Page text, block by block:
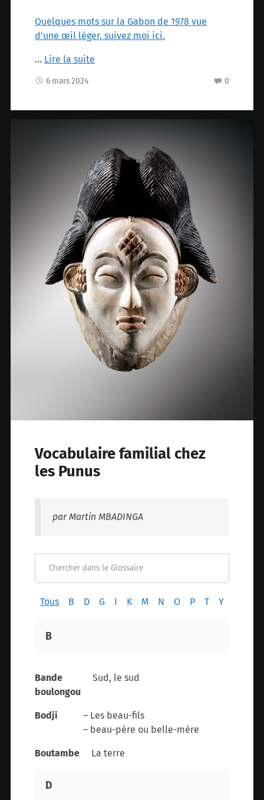
Quelques mots sur la Gabon de 1978 vue
d’une œil léger, suivez moi ici.
… Lire la suite
6 mars 2024 0
Vocabulaire familial chez
les Punus
par Martin MBADINGA
Tous B D G I K M N O P T Y
B
Bande
boulongou
Sud, le sud
Bodji
– Les beau-fils
– beau-père ou belle-mère
Boutambe La terre
D